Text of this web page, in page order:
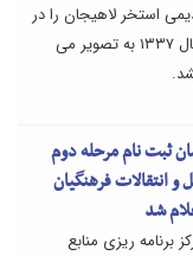
استخر لاهیجان را در
سال ۱۳۳۷ به تصویر می
ثبت نام مرحله دوم
و انتقالات فرهنگیان
شد
برنامه ریزی منابع